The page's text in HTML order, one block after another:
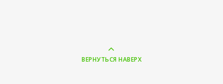
ВЕРНУТЬСЯ НАВЕРХ